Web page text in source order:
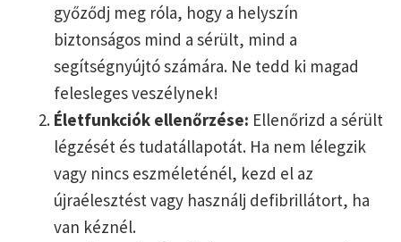
győződj meg róla, hogy a helyszín
biztonságos mind a sérült, mind a
segítségnyújtó számára. Ne tedd ki magad
felesleges veszélynek!
Életfunkciók ellenőrzése: Ellenőrizd a sérült
légzését és tudatállapotát. Ha nem lélegzik
vagy nincs eszméleténél, kezd el az
újraélesztést vagy használj defibrillátort, ha
van kéznél.